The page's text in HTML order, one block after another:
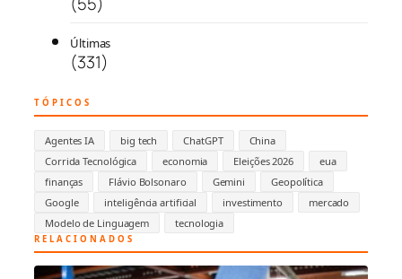
Últimas
(331)
TÓPICOS
Agentes IA big tech ChatGPT
China
Corrida Tecnológica
economia Eleições 2026
eua
finanças
Flávio Bolsonaro Gemini
Geopolítica
Google
inteligência artificial investimento
mercado
Modelo de Linguagem
tecnologia
RELACIONADOS